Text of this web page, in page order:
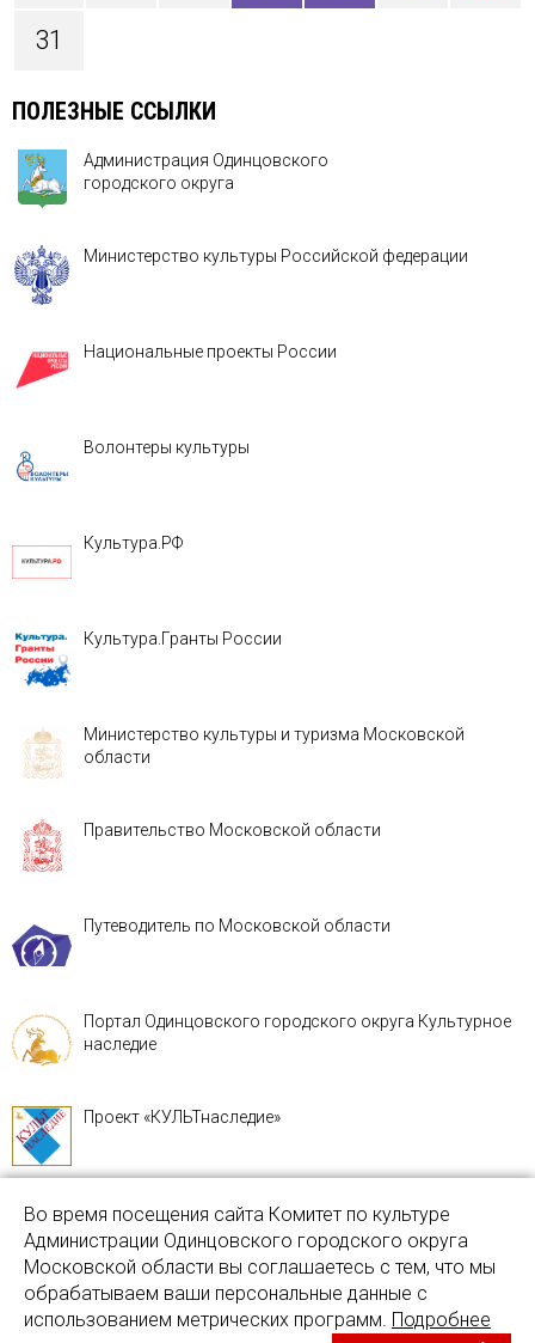
31
ПОЛЕЗНЫЕ ССЫЛКИ
Администрация Одинцовского
городского округа
Министерство культуры Российской федерации
Национальные проекты России
Волонтеры культуры
Культура.РФ
Культура.Гранты России
Министерство культуры и туризма Московской
области
Правительство Московской области
Путеводитель по Московской области
Портал Одинцовского городского округа Культурное
наследие
Проект «КУЛЬТнаследие»
sov26@mail.ru
Во время посещения сайта Комитет по культуре
Администрации Одинцовского городского округа
Московской области вы соглашаетесь с тем, что мы
обрабатываем ваши персональные данные с
использованием метрических программ. Подробнее